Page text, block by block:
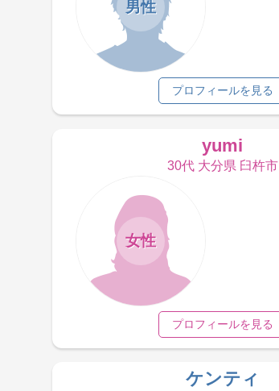
男性
プロフィールを見る
yumi
30代 大分県 臼杵市
女性
プロフィールを見る
ケンティ